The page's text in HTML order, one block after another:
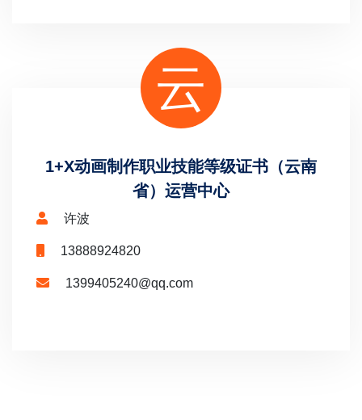
云
1+X动画制作职业技能等级证书（云南
省）运营中心
许波
13888924820
1399405240@qq.com